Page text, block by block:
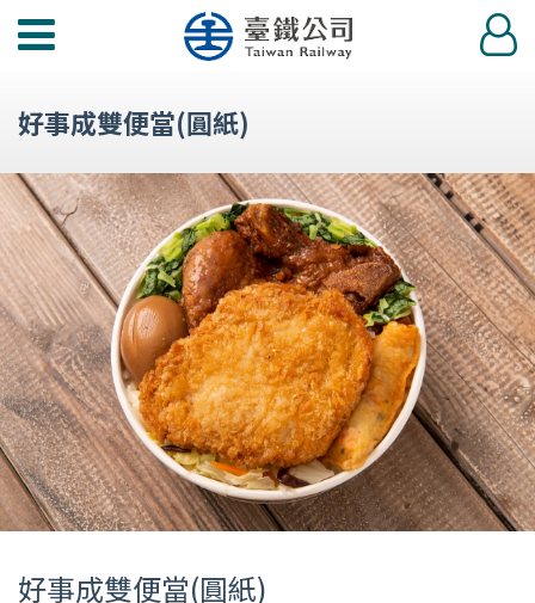
功
單
登
入
好事成雙便當(圓紙)
好事成雙便當(圓紙)